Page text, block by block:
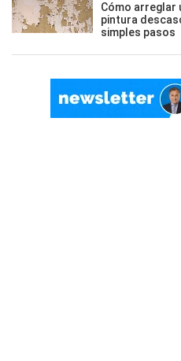
Cómo arreglar
pintura
simples pasos